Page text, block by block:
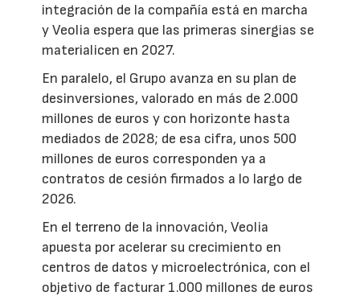
integración de la compañía está en marcha
y Veolia espera que las primeras sinergias se
materialicen en 2027.
En paralelo, el Grupo avanza en su plan de
desinversiones, valorado en más de 2.000
millones de euros y con horizonte hasta
mediados de 2028; de esa cifra, unos 500
millones de euros corresponden ya a
contratos de cesión firmados a lo largo de
2026.
En el terreno de la innovación, Veolia
apuesta por acelerar su crecimiento en
centros de datos y microelectrónica, con el
objetivo de facturar 1.000 millones de euros